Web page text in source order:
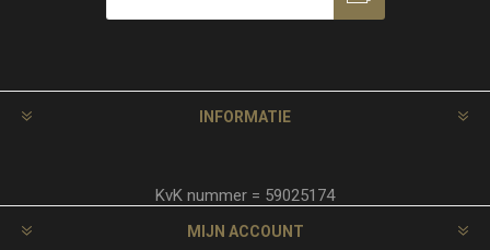
INFORMATIE
KvK nummer = 59025174
MIJN ACCOUNT